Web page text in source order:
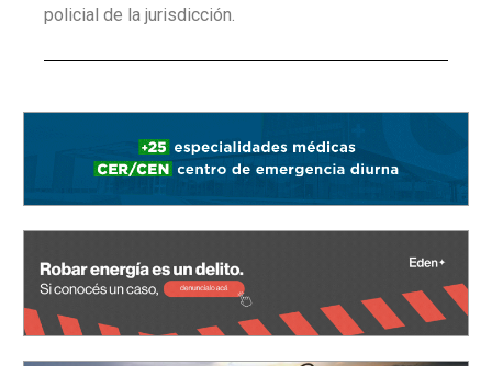
policial de la jurisdicción.